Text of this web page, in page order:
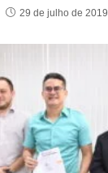
29 de julho de 2019